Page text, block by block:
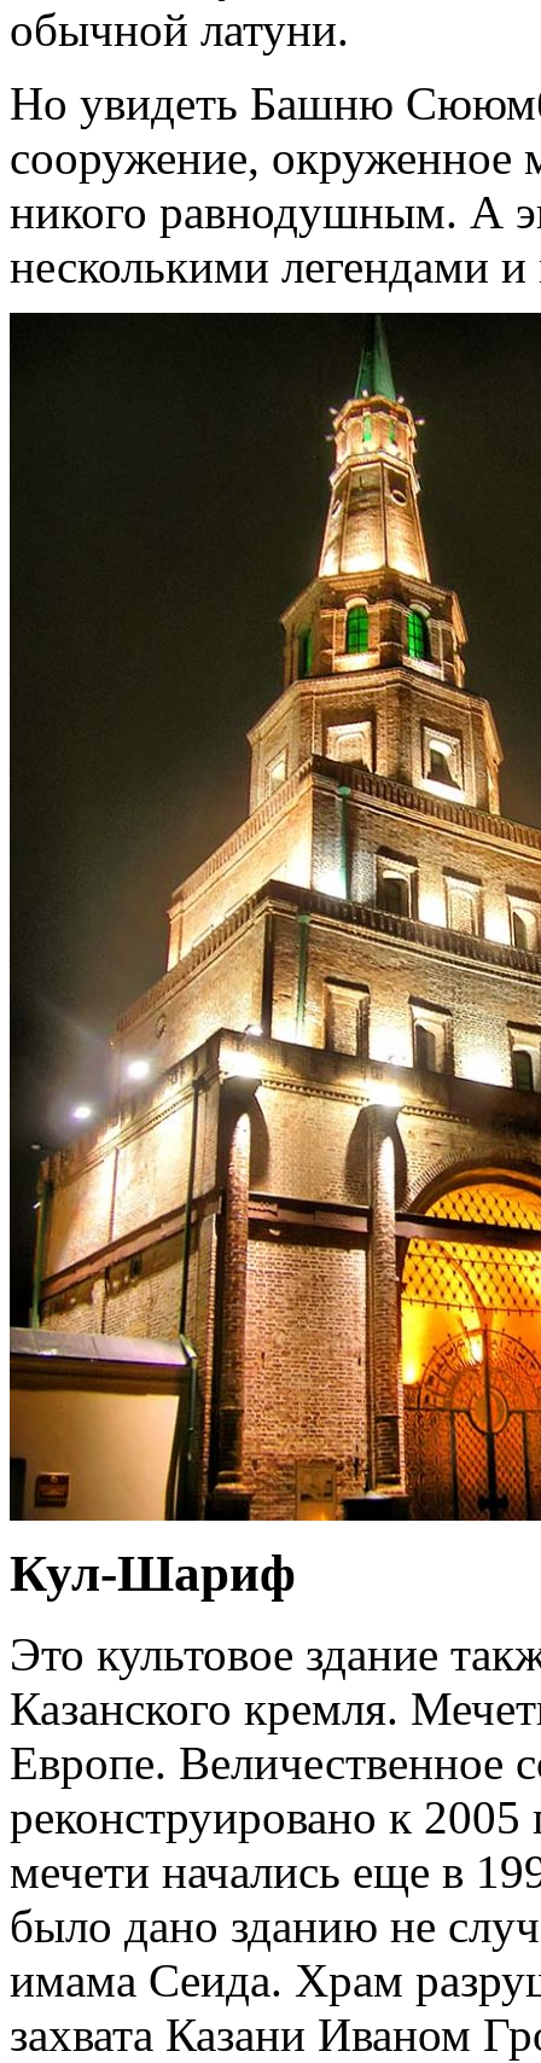
обычной латуни.
Но увидеть Башню
сооружение, окруженное
никого равнодушным. А
несколькими легендами
Кул-Шариф
Это культовое здание
Казанского кремля.
Европе. Величественное
реконструировано к
мечети начались еще в
было дано зданию не
имама Сеида. Храм
захвата Казани Иваном